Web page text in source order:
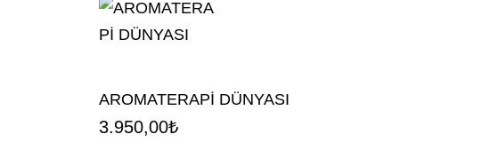
AROMATERAPİ DÜNYASI
3.950,00₺